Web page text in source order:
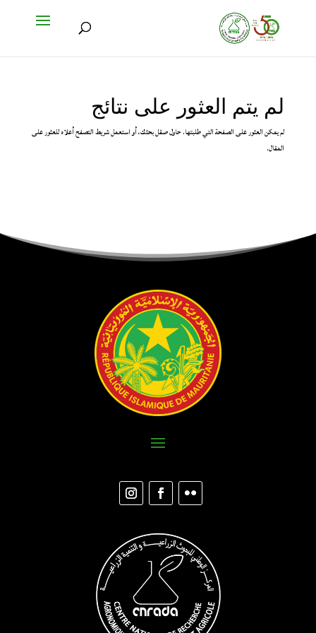
لم يتم العثور على نتائج
لم يمكن العثور على الصفحة التي طلبتها. حاول صقل بحثك، أو استعمل شريط التصفح أعلاه للعثور على
المقال.